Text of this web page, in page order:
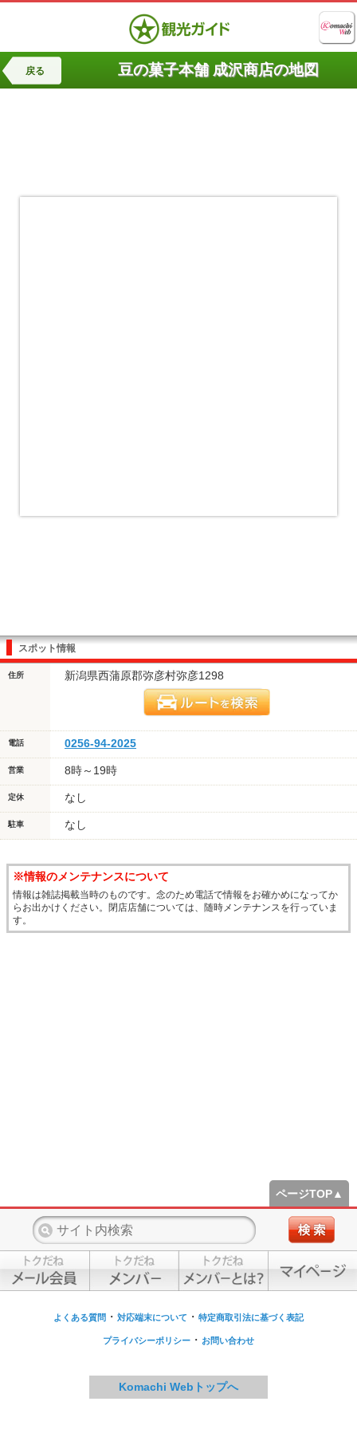
戻る 豆の菓子本舗 成沢商店の地図
スポット情報
住所 新潟県西蒲原郡弥彦村弥彦1298
電話 0256-94-2025
営業 8時～19時
定休 なし
駐車 なし
※情報のメンテナンスについて
情報は雑誌掲載当時のものです。念のため電話で情報をお確かめになってか
らお出かけください。閉店店舗については、随時メンテナンスを行っていま
す。
ページTOP▲
よくある質問 ・ 対応端末について ・ 特定商取引法に基づく表記
プライバシーポリシー ・ お問い合わせ
Komachi Webトップへ